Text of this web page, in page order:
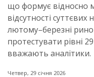
що формує відносно
відсутності
лютому–березні
протестувати рівні
вважають аналітики.
Четвер, 29 січня 2026